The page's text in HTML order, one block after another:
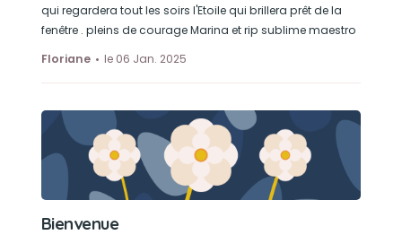
qui regardera tout les soirs l'Etoile qui brillera prêt de la
fenêtre . pleins de courage Marina et rip sublime maestro
Floriane
le 06 Jan. 2025
Bienvenue